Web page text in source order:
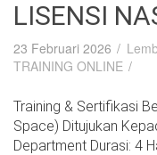
LISENSI
23 Februari 2026
TRAINING ONLINE
Training & Sertifikasi
Space) Ditujukan
Department Durasi: 4